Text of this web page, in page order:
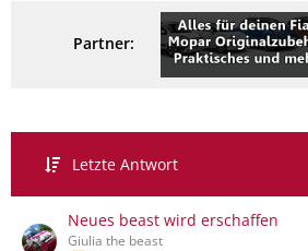
Partner:
Letzte Antwort
Neues beast wird erschaffen
Giulia the beast